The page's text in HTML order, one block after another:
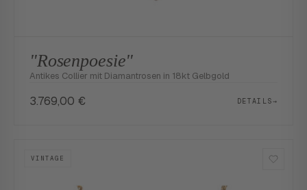
"Rosenpoesie"
Antikes Collier mit Diamantrosen in 18kt Gelbgold
3.769,00 € DETAILS→
VINTAGE